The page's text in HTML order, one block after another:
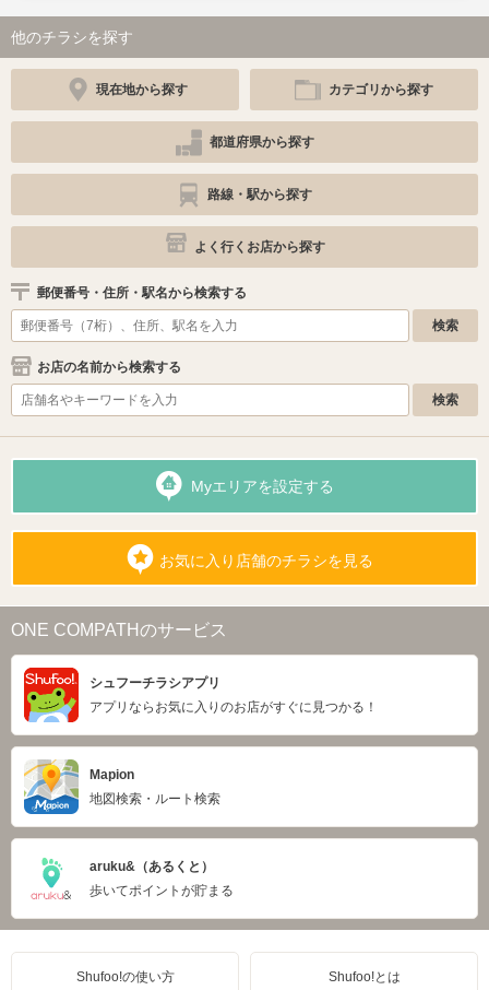
他のチラシを探す
現在地から探す カテゴリから探す
都道府県から探す
路線・駅から探す
よく行くお店から探す
郵便番号・住所・駅名から検索する
お店の名前から検索する
Myエリアを設定する
お気に入り店舗のチラシを見る
ONE COMPATHのサービス
シュフーチラシアプリ
アプリならお気に入りのお店がすぐに見つかる！
Mapion
地図検索・ルート検索
aruku&（あるくと）
歩いてポイントが貯まる
Shufoo!の使い方 Shufoo!とは